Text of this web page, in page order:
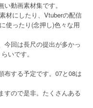
動画素材集です。
材にしたり、Vtuberの配信
使ったり(念押し)色々な用
今回は長尺の提出が多かっ
いです。
布する予定です。07と08は
すので是非。たくさんある